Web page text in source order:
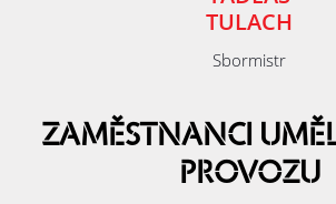
TULACH
Sbormistr
ZAMĚSTNANCI
PROVOZU